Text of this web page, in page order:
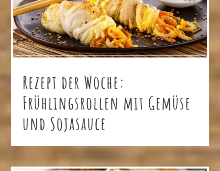
Rezept der Woche:
Frühlingsrollen mit Gemüse
und Sojasauce